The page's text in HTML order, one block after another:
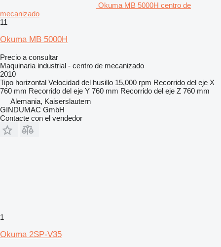
Okuma MB 5000H centro de
mecanizado
11
Okuma MB 5000H
Precio a consultar
Maquinaria industrial - centro de mecanizado
2010
Tipo horizontal Velocidad del husillo 15,000 rpm Recorrido del eje X
760 mm Recorrido del eje Y 760 mm Recorrido del eje Z 760 mm
Alemania, Kaiserslautern
GINDUMAC GmbH
Contacte con el vendedor
1
Okuma 2SP-V35